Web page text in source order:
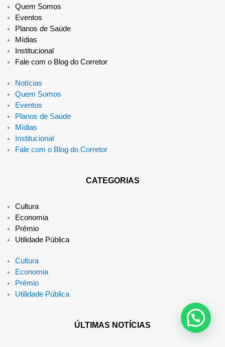
Quem Somos
Eventos
Planos de Saúde
Mídias
Institucional
Fale com o Blog do Corretor
Notícias
Quem Somos
Eventos
Planos de Saúde
Mídias
Institucional
Fale com o Blog do Corretor
CATEGORIAS
Cultura
Economia
Prêmio
Utilidade Pública
Cultura
Economia
Prêmio
Utilidade Pública
ÚLTIMAS NOTÍCIAS